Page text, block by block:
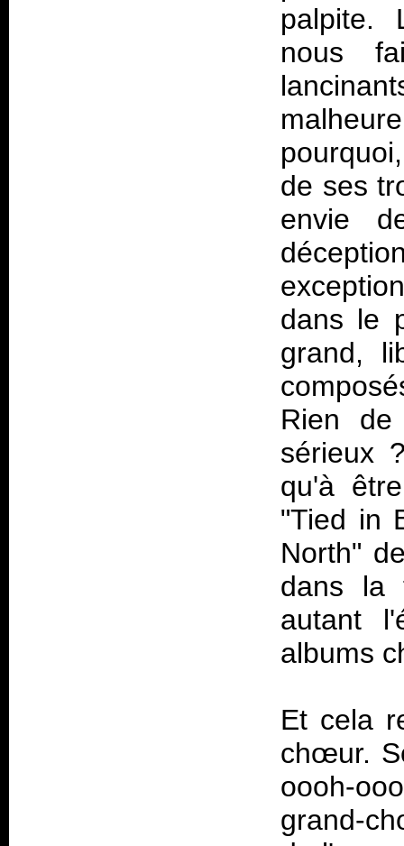
palpite.
nous
de ses
envie
dans le
grand,
Rien
sérieux
qu'à
"Tied in
North"
dans la
autant
albums
Et cela
chœur.
oooh-
grand-